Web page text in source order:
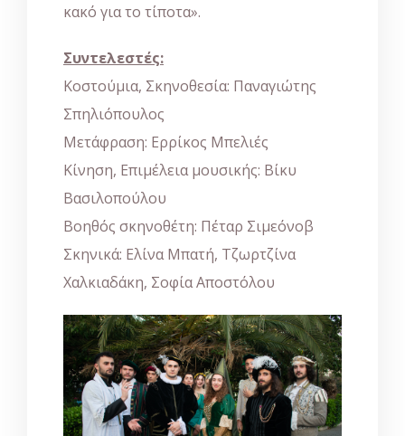
κακό για το τίποτα».
Συντελεστές:
Κοστούμια, Σκηνοθεσία: Παναγιώτης
Σπηλιόπουλος
Μετάφραση: Ερρίκος Μπελιές
Κίνηση, Επιμέλεια μουσικής: Βίκυ
Βασιλοπούλου
Βοηθός σκηνοθέτη: Πέταρ Σιμεόνοβ
Σκηνικά: Ελίνα Μπατή, Τζωρτζίνα
Χαλκιαδάκη, Σοφία Αποστόλου